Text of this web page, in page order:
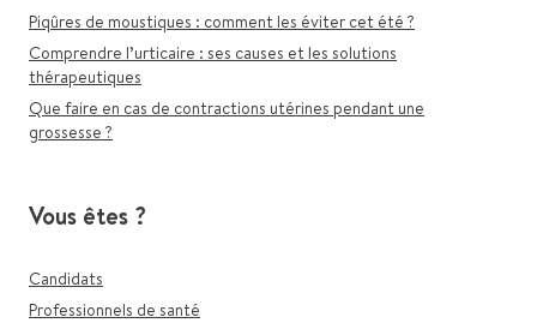
Piqûres de moustiques : comment les éviter cet été ?
Comprendre l’urticaire : ses causes et les solutions
thérapeutiques
Que faire en cas de contractions utérines pendant une
grossesse ?
Vous êtes ?
Candidats
Professionnels de santé